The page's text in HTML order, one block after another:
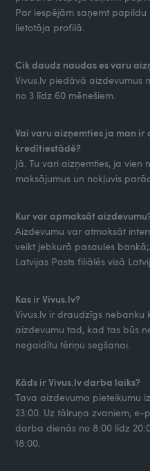
Par iespējām saņemt
lietotāja profilā.
Cik daudz naudas es varu
Vivus.lv piedāvā aizdevumus
no 3 līdz 60 mēnešiem.
Vai varu aizņemties ja man ir
kredītiestādē?
Jā. Tu vari aizņemties, ja vien
maksājumus un nokļuvis
Kur var apmaksāt
Aizdevumu var atmaksāt
veikt jebkurā pasaules
Latvijas Pasts filiālēs visā
Kas ir Vivus.lv?
Vivus.lv ir draudzīgs nebanku
aizdevumu tad, kad tas būs
negaidītu tēriņu segšanai.
Kāds ir Vivus.lv darba laiks?
Tava aizdevuma pieteikumu
23:00. Uz tālruņa zvaniem,
darba dienās no 8:00 līdz
18:00.